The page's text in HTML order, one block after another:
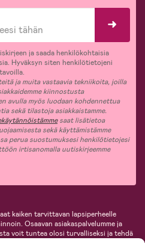
ja saada henkilökohtaisia
Hyväksyn siten henkilötietojeni
ja muita vastaavia tekniikoita, joilla
kiinnostusta
avulla myös luodaan kohdennettua
sekä tilastoja asiakkaistamme.
saat lisätietoa
sekä käyttämistämme
perua suostumuksesi henkilötietojesi
irtisanomalla uutiskirjeemme
kaiken tarvittavan lapsiperheelle
Osaavan asiakaspalvelumme ja
voit tuntea olosi turvalliseksi ja tehdä